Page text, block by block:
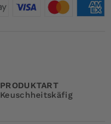
PRODUKTART
Keuschheitskäfig